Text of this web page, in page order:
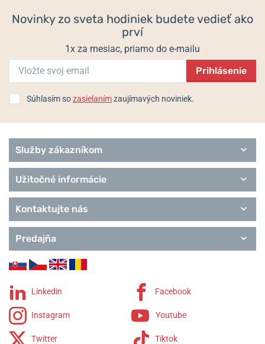
Novinky zo sveta hodiniek budete vedieť ako
prví
1x za mesiac, priamo do e-mailu
Prihlásenie
Súhlasím sozasielanímzaujímavých noviniek.
Služby zákazníkom
Užitočné informácie
Kontaktujte nás
Predajňa
Linkedin Facebook
Instagram Youtube
Twitter Tiktok